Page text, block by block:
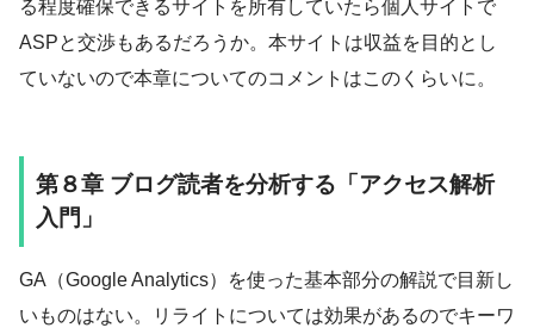
る程度確保できるサイトを所有していたら個人サイトで
ASPと交渉もあるだろうか。本サイトは収益を目的とし
ていないので本章についてのコメントはこのくらいに。
第８章 ブログ読者を分析する「アクセス解析
入門」
GA（Google Analytics）を使った基本部分の解説で目新し
いものはない。リライトについては効果があるのでキーワ